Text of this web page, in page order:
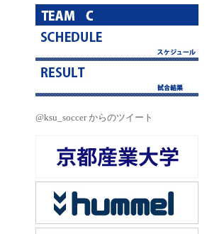
@ksu_soccer からのツイート